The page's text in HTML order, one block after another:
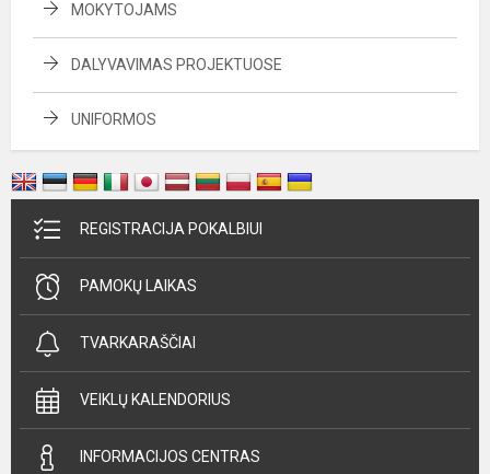
MOKYTOJAMS
DALYVAVIMAS PROJEKTUOSE
UNIFORMOS
REGISTRACIJA POKALBIUI
PAMOKŲ LAIKAS
TVARKARAŠČIAI
VEIKLŲ KALENDORIUS
INFORMACIJOS CENTRAS